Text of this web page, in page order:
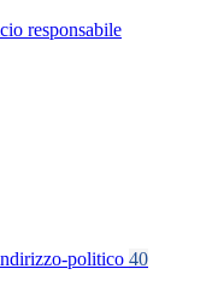
responsabile
politico 40